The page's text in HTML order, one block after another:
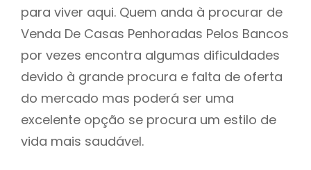
para viver aqui. Quem anda à procurar de
Venda De Casas Penhoradas Pelos Bancos
por vezes encontra algumas dificuldades
devido à grande procura e falta de oferta
do mercado mas poderá ser uma
excelente opção se procura um estilo de
vida mais saudável.